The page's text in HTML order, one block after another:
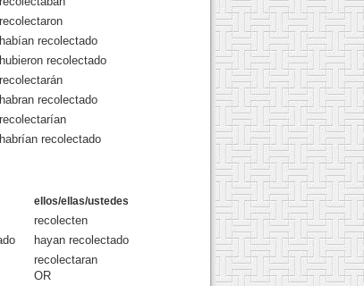
recolectaron
habían recolectado
hubieron recolectado
recolectarán
habran recolectado
recolectarían
habrían recolectado
ellos/ellas/ustedes
recolecten
hayan recolectado
recolectaran
OR